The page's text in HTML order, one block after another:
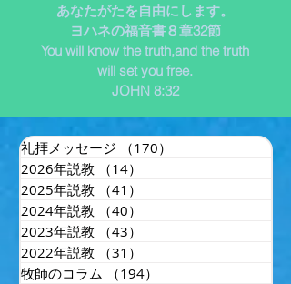
あなたがたを自由にします。
ヨハネの福音書８章32節
You will know the truth,and the truth
will set you free.
JOHN 8:32
礼拝メッセージ （170）
2026年説教
（14）
2025年説教
（41）
2024年説教
（40）
2023年説教
（43）
2022年説教
（31）
牧師のコラム
（194）